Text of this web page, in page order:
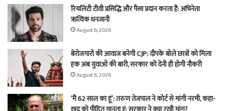
रियलिटी टीवी प्रसिद्धि और पैसा प्रदान करता है: अभिनेता
ऋत्विक धनजानी
August 6, 2026
बेरोजगारों की आवाज बनेगी CJP: दीपके बोले छात्रों को मिला
हक अब युवाओं की बारी, सरकार को देनी ही होगी नौकरी
August 6, 2026
‘मैं 62 साल का हूं’: तरुण तेजपाल ने कोर्ट से मांगी नरमी, कहा-